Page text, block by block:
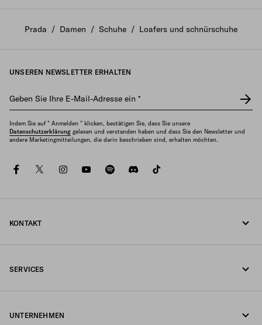
Prada / Damen / Schuhe / Loafers und schnürschuhe
UNSEREN NEWSLETTER ERHALTEN
Geben Sie Ihre E-Mail-Adresse ein *
Indem Sie auf " Anmelden " klicken, bestätigen Sie, dass Sie unsere
Datenschutzerklärung gelesen und verstanden haben und dass Sie den Newsletter und
andere Marketingmitteilungen, die darin beschrieben sind, erhalten möchten.
facebooktwitterinstagramyoutubespotifydiscord
KONTAKT
SERVICES
UNTERNEHMEN